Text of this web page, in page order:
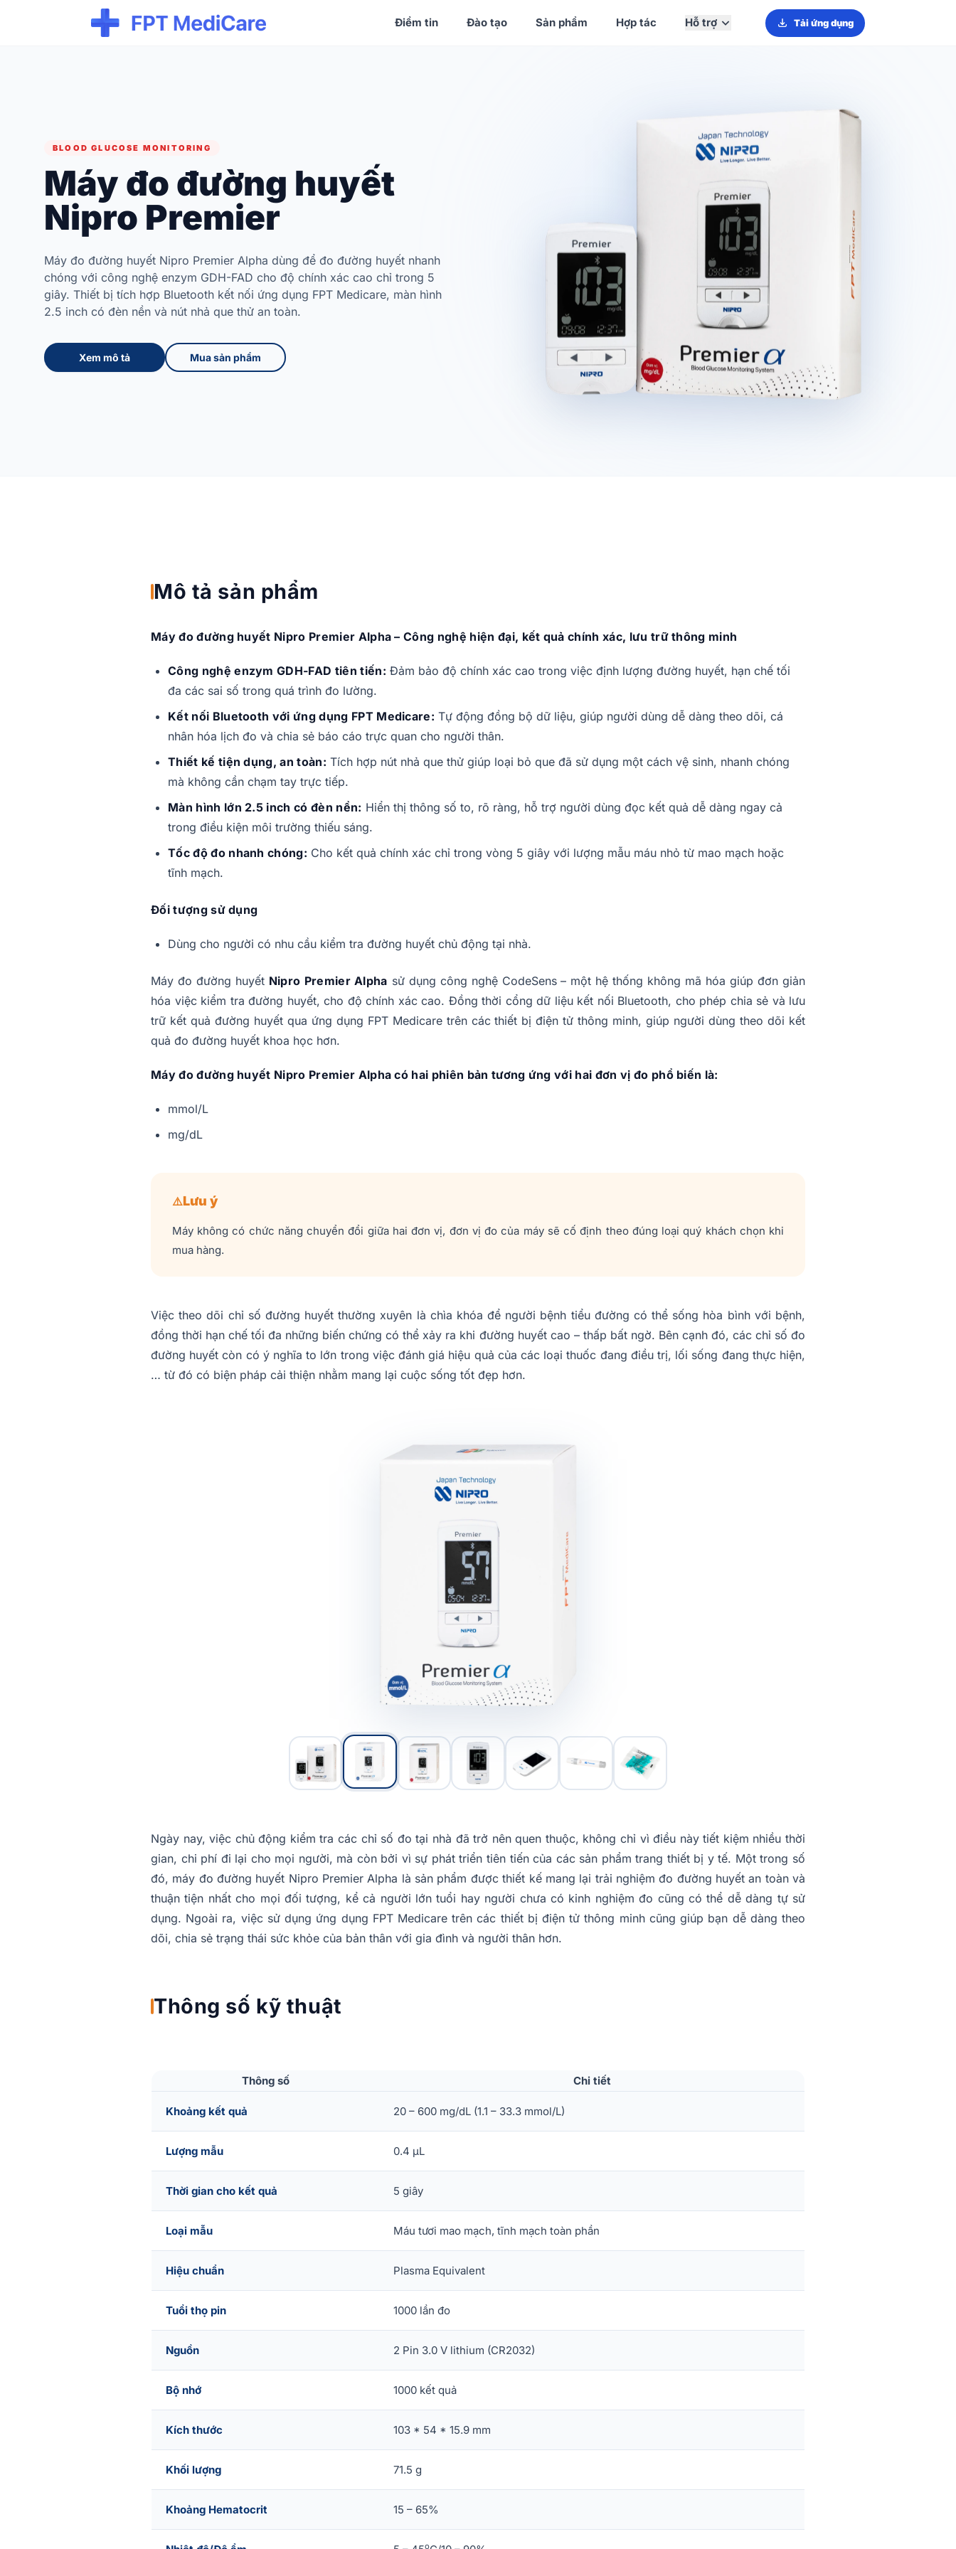
Điểm tin Đào tạo Sản phẩm Hợp tác Hỗ trợ Tải ứng dụng
BLOOD GLUCOSE MONITORING
Máy đo đường huyết
Nipro Premier
Máy đo đường huyết Nipro Premier Alpha dùng để đo đường huyết nhanh
chóng với công nghệ enzym GDH-FAD cho độ chính xác cao chỉ trong 5
giây. Thiết bị tích hợp Bluetooth kết nối ứng dụng FPT Medicare, màn hình
2.5 inch có đèn nền và nút nhả que thử an toàn.
Xem mô tả Mua sản phẩm
Mô tả sản phẩm
Máy đo đường huyết Nipro Premier Alpha – Công nghệ hiện đại, kết quả chính xác, lưu trữ thông minh
Công nghệ enzym GDH-FAD tiên tiến: Đảm bảo độ chính xác cao trong việc định lượng đường huyết, hạn chế tối
đa các sai số trong quá trình đo lường.
Kết nối Bluetooth với ứng dụng FPT Medicare: Tự động đồng bộ dữ liệu, giúp người dùng dễ dàng theo dõi, cá
nhân hóa lịch đo và chia sẻ báo cáo trực quan cho người thân.
Thiết kế tiện dụng, an toàn: Tích hợp nút nhả que thử giúp loại bỏ que đã sử dụng một cách vệ sinh, nhanh chóng
mà không cần chạm tay trực tiếp.
Màn hình lớn 2.5 inch có đèn nền: Hiển thị thông số to, rõ ràng, hỗ trợ người dùng đọc kết quả dễ dàng ngay cả
trong điều kiện môi trường thiếu sáng.
Tốc độ đo nhanh chóng: Cho kết quả chính xác chỉ trong vòng 5 giây với lượng mẫu máu nhỏ từ mao mạch hoặc
tĩnh mạch.
Đối tượng sử dụng
Dùng cho người có nhu cầu kiểm tra đường huyết chủ động tại nhà.
Máy đo đường huyết Nipro Premier Alpha sử dụng công nghệ CodeSens – một hệ thống không mã hóa giúp đơn giản
hóa việc kiểm tra đường huyết, cho độ chính xác cao. Đồng thời cổng dữ liệu kết nối Bluetooth, cho phép chia sẻ và lưu
trữ kết quả đường huyết qua ứng dụng FPT Medicare trên các thiết bị điện tử thông minh, giúp người dùng theo dõi kết
quả đo đường huyết khoa học hơn.
Máy đo đường huyết Nipro Premier Alpha có hai phiên bản tương ứng với hai đơn vị đo phổ biến là:
mmol/L
mg/dL
Lưu ý
Máy không có chức năng chuyển đổi giữa hai đơn vị, đơn vị đo của máy sẽ cố định theo đúng loại quý khách chọn khi
mua hàng.
Việc theo dõi chỉ số đường huyết thường xuyên là chìa khóa để người bệnh tiểu đường có thể sống hòa bình với bệnh,
đồng thời hạn chế tối đa những biến chứng có thể xảy ra khi đường huyết cao – thấp bất ngờ. Bên cạnh đó, các chỉ số đo
đường huyết còn có ý nghĩa to lớn trong việc đánh giá hiệu quả của các loại thuốc đang điều trị, lối sống đang thực hiện,
… từ đó có biện pháp cải thiện nhằm mang lại cuộc sống tốt đẹp hơn.
Ngày nay, việc chủ động kiểm tra các chỉ số đo tại nhà đã trở nên quen thuộc, không chỉ vì điều này tiết kiệm nhiều thời
gian, chi phí đi lại cho mọi người, mà còn bởi vì sự phát triển tiên tiến của các sản phẩm trang thiết bị y tế. Một trong số
đó, máy đo đường huyết Nipro Premier Alpha là sản phẩm được thiết kế mang lại trải nghiệm đo đường huyết an toàn và
thuận tiện nhất cho mọi đối tượng, kể cả người lớn tuổi hay người chưa có kinh nghiệm đo cũng có thể dễ dàng tự sử
dụng. Ngoài ra, việc sử dụng ứng dụng FPT Medicare trên các thiết bị điện tử thông minh cũng giúp bạn dễ dàng theo
dõi, chia sẻ trạng thái sức khỏe của bản thân với gia đình và người thân hơn.
Thông số kỹ thuật
Thông số Chi tiết
Khoảng kết quả 20 – 600 mg/dL (1.1 – 33.3 mmol/L)
Lượng mẫu 0.4 μL
Thời gian cho kết quả 5 giây
Loại mẫu Máu tươi mao mạch, tĩnh mạch toàn phần
Hiệu chuẩn Plasma Equivalent
Tuổi thọ pin 1000 lần đo
Nguồn 2 Pin 3.0 V lithium (CR2032)
Bộ nhớ 1000 kết quả
Kích thước 103 * 54 * 15.9 mm
Khối lượng 71.5 g
Khoảng Hematocrit 15 – 65%
o